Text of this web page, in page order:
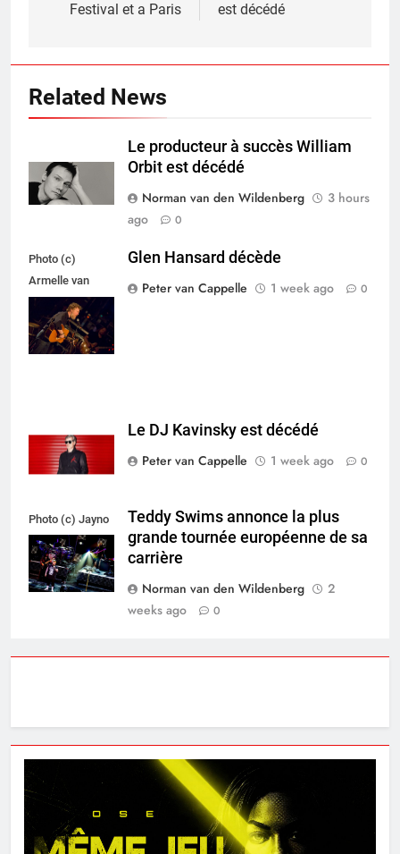
Festival et a Paris
est décédé
Related News
Le producteur à succès William
Orbit est décédé
Norman van den Wildenberg
3 hours
ago
0
Photo (c)
Armelle van
Helden,
Maxazine.nl
Glen Hansard décède
Peter van Cappelle
1 week ago 0
Le DJ Kavinsky est décédé
Peter van Cappelle
1 week ago 0
Photo (c) Jayno
Berkhoudt
Teddy Swims annonce la plus
grande tournée européenne de sa
carrière
Norman van den Wildenberg
2
weeks ago
0